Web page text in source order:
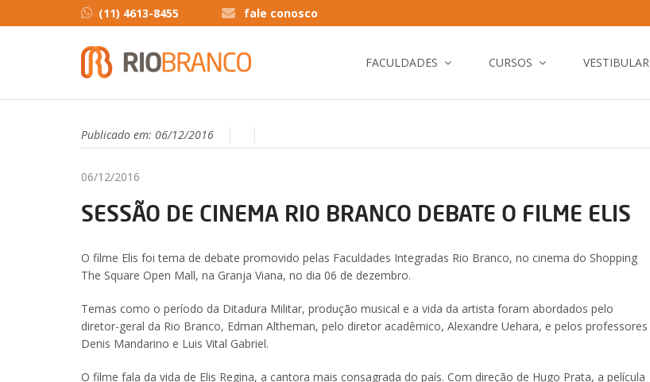
(11) 4613-8455 fale conosco
FACULDADES CURSOS VESTIBULAR
Publicado em: 06/12/2016
06/12/2016
SESSÃO DE CINEMA RIO BRANCO DEBATE O FILME ELIS
O filme Elis foi tema de debate promovido pelas Faculdades Integradas Rio Branco, no cinema do Shopping
The Square Open Mall, na Granja Viana, no dia 06 de dezembro.
Temas como o período da Ditadura Militar, produção musical e a vida da artista foram abordados pelo
diretor-geral da Rio Branco, Edman Altheman, pelo diretor acadêmico, Alexandre Uehara, e pelos professores
Denis Mandarino e Luis Vital Gabriel.
O filme fala da vida de Elis Regina, a cantora mais consagrada do país. Com direção de Hugo Prata, a película